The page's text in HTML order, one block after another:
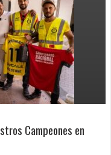
Campeones en